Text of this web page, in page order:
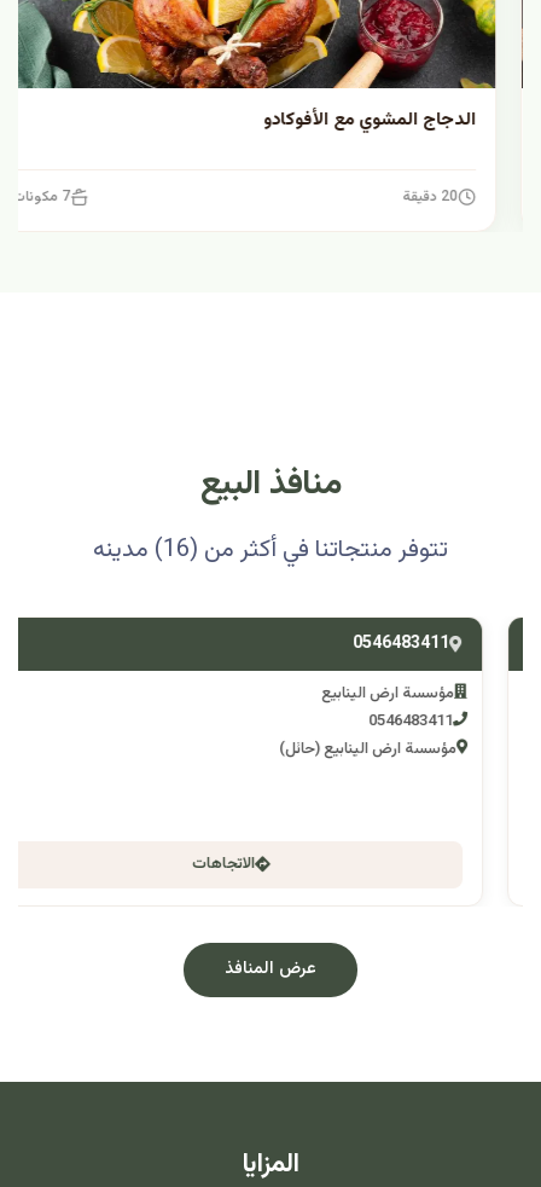
الدجاج المشوي مع الأفوكادو
20 دقيقة
منافذ البيع
تتوفر منتجاتنا في أكثر من (16) مدينه
0546483411
مؤسسة ارض الينابيع
0546483411
مؤسسة ارض الينابيع (حائل)
الاتجاهات
عرض المنافذ
المزايا